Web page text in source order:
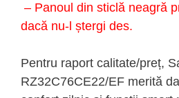
– Panoul din sticlă neagră
dacă nu-l ștergi des.
Pentru raport calitate/preț,
RZ32C76CE22/EF merită